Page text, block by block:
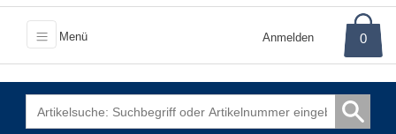
Menü Anmelden 0